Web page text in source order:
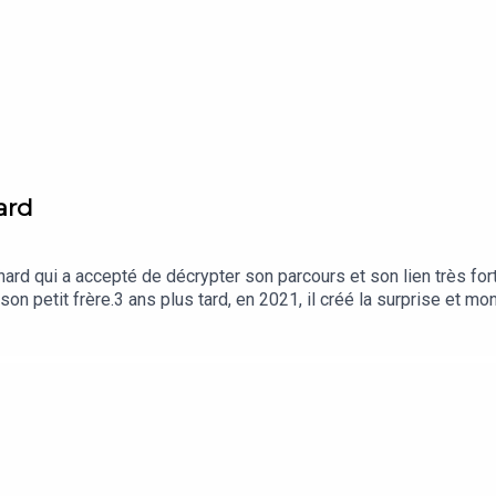
qui a accepté de décrypter son parcours et son lien très
petit frère.3 ans plus tard, en 2021, il créé la surprise et
il réalise l'exploit de finir 2ème de la course, sur les talons
meilleurs trailers au monde. Retour avec lui sur cette
: @homework_studio Si vous aimez ce podcast et que vous
l'actualité de l'UTMB Mont-Blanc, rdv sur Insta :